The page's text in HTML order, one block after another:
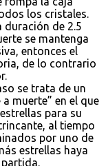
los cristales.
duración de 2.5
se mantenga
entonces el
de lo contrario
se trata de un
muerte” en el que
para su
al tiempo
por uno de
estrellas haya